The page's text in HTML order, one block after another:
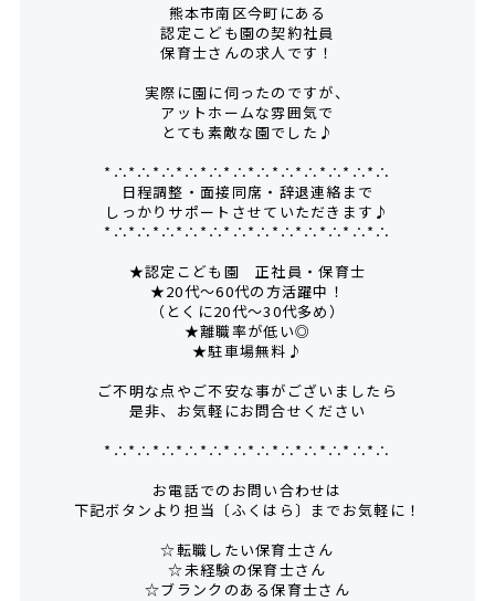
熊本市南区今町にある
認定こども園の契約社員
保育士さんの求人です！
実際に園に伺ったのですが、
アットホームな雰囲気で
とても素敵な園でした♪
*∴*∴*∴*∴*∴*∴*∴*∴*∴*∴*∴*∴
日程調整・面接同席・辞退連絡まで
しっかりサポートさせていただきます♪
*∴*∴*∴*∴*∴*∴*∴*∴*∴*∴*∴*∴
★認定こども園 正社員・保育士
★20代～60代の方活躍中！
（とくに20代～30代多め）
★離職率が低い◎
★駐車場無料♪
ご不明な点やご不安な事がございましたら
是非、お気軽にお問合せください
*∴*∴*∴*∴*∴*∴*∴*∴*∴*∴*∴*∴
お電話でのお問い合わせは
下記ボタンより担当〔ふくはら〕までお気軽に！
☆転職したい保育士さん
☆未経験の保育士さん
☆ブランクのある保育士さん